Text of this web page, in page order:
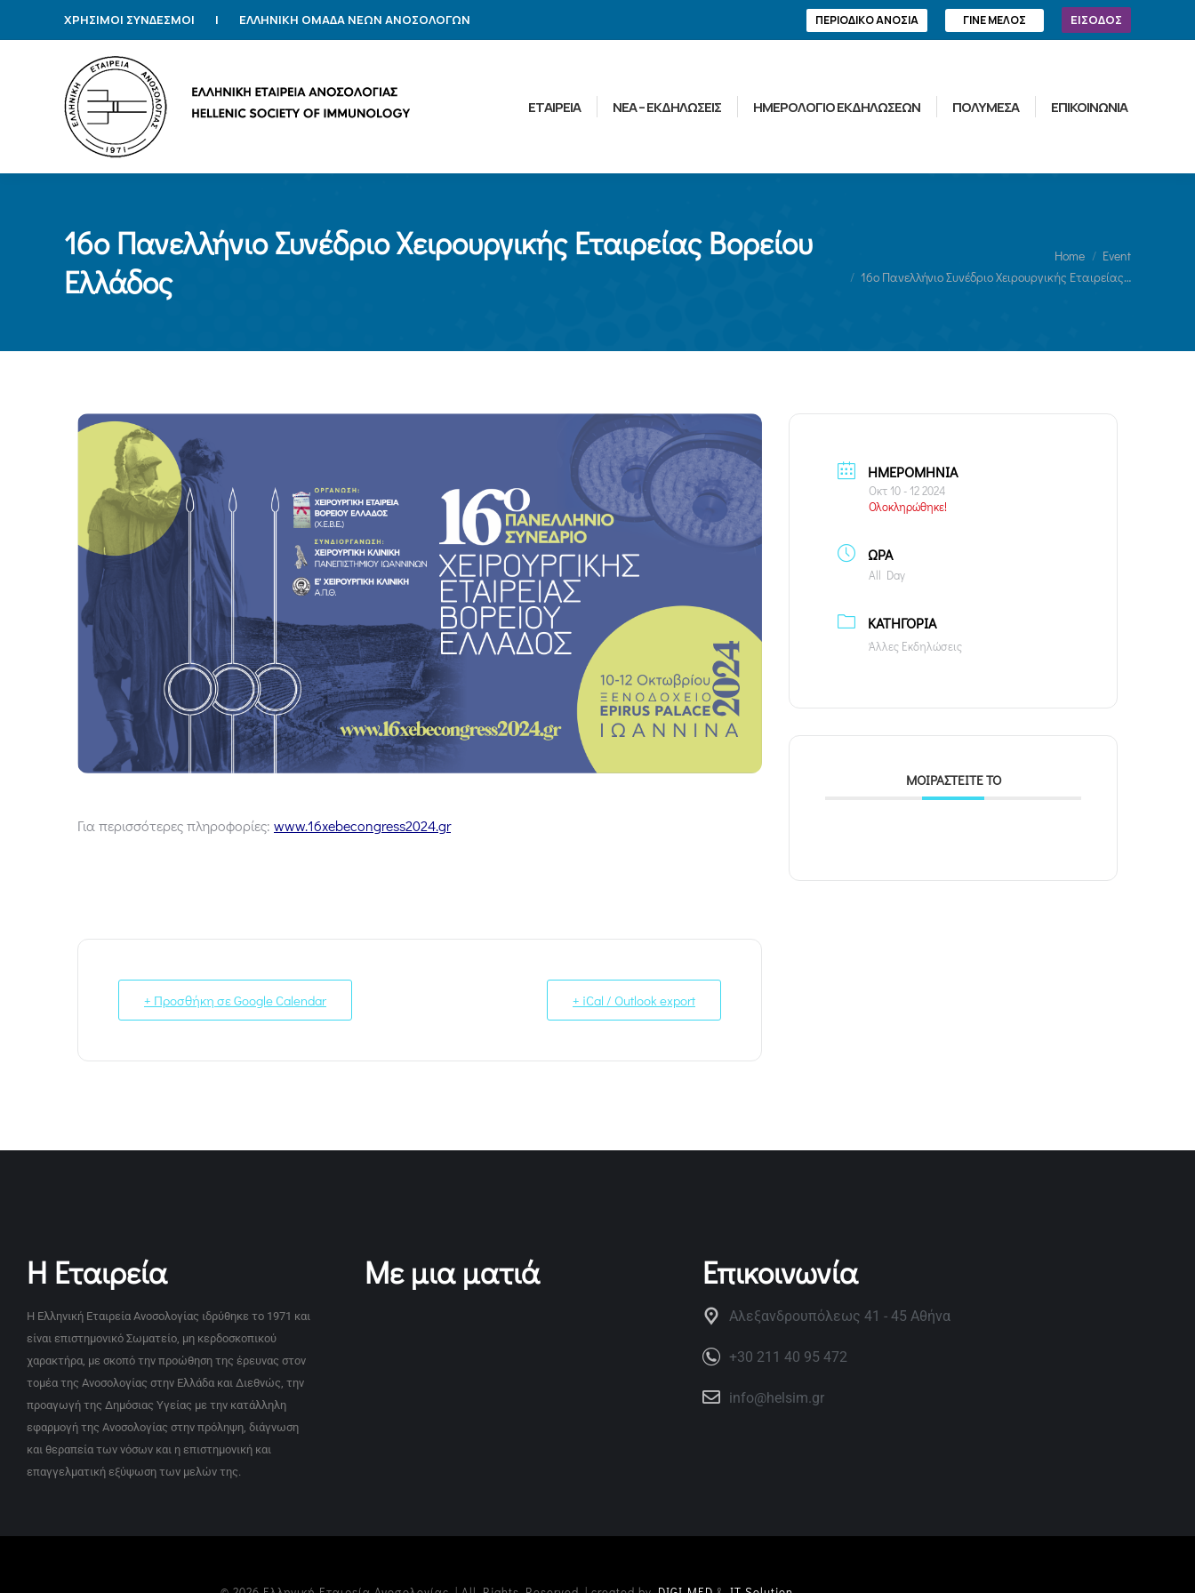
ΧΡΗΣΙΜΟΙ ΣΥΝΔΕΣΜΟΙ | ΕΛΛΗΝΙΚΗ ΟΜΑΔΑ ΝΕΩΝ ΑΝΟΣΟΛΟΓΩΝ ΠΕΡΙΟΔΙΚΟ ΑΝΟΣΙΑ ΓΙΝΕ ΜΕΛΟΣ ΕΙΣΟΔΟΣ
ΕΤΑΙΡΕΙΑ ΝΕΑ – ΕΚΔΗΛΩΣΕΙΣ ΗΜΕΡΟΛΟΓΙΟ ΕΚΔΗΛΩΣΕΩΝ ΠΟΛΥΜΕΣΑ ΕΠΙΚΟΙΝΩΝΙΑ
16o Πανελλήνιο Συνέδριο Χειρουργικής Εταιρείας Βορείου
Ελλάδος
Home
Event
16o Πανελλήνιο Συνέδριο Χειρουργικής Εταιρείας…
Για περισσότερες πληροφορίες: www.16xebecongress2024.gr
+ Προσθήκη σε Google Calendar + iCal / Outlook export
ΗΜΕΡΟΜΗΝΊΑ
Οκτ 10 - 12 2024
Ολοκληρώθηκε!
ΏΡΑ
All Day
ΚΑΤΗΓΟΡΊΑ
Άλλες Εκδηλώσεις
ΜΟΙΡΑΣΤΕΊΤΕ ΤΟ
Η Εταιρεία
Η Ελληνική Εταιρεία Ανοσολογίας ιδρύθηκε το 1971 και
είναι επιστημονικό Σωματείο, μη κερδοσκοπικού
χαρακτήρα, με σκοπό την προώθηση της έρευνας στον
τομέα της Ανοσολογίας στην Ελλάδα και Διεθνώς, την
προαγωγή της Δημόσιας Υγείας με την κατάλληλη
εφαρμογή της Ανοσολογίας στην πρόληψη, διάγνωση
και θεραπεία των νόσων και η επιστημονική και
επαγγελματική εξύψωση των μελών της.
Με μια ματιά Επικοινωνία
Αλεξανδρουπόλεως 41 - 45 Αθήνα
+30 211 40 95 472
info@helsim.gr